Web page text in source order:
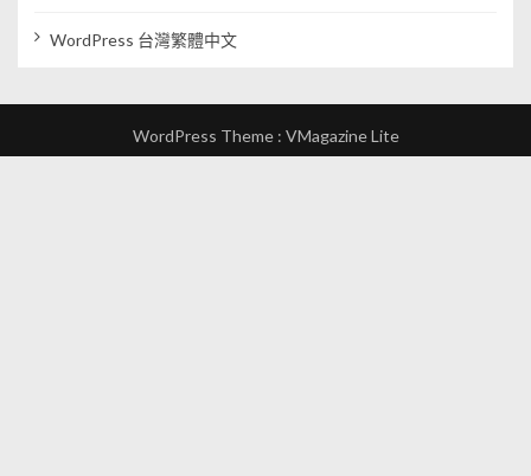
WordPress 台灣繁體中文
WordPress Theme : VMagazine Lite